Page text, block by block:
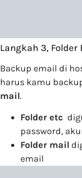
Langkah 3,
Backup email di
harus kamu
mail.
Folder etc
password,
Folder mail
email